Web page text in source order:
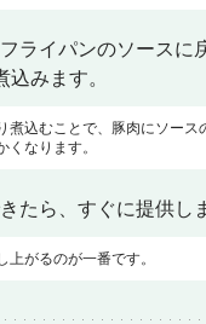
ライパンのソースに
みます。
煮込むことで、豚肉にソース
なります。
たら、すぐに提供し
上がるのが一番です。